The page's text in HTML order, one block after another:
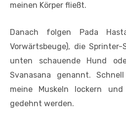
meinen Körper fließt.
Danach folgen Pada
Vorwärtsbeuge), die
unten schauende Hund
Svanasana genannt.
meine Muskeln lockern
gedehnt werden.